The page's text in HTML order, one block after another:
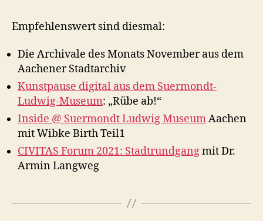
Empfehlenswert sind diesmal:
Die Archivale des Monats November aus dem
Aachener Stadtarchiv
Kunstpause digital aus dem Suermondt-
Ludwig-Museum: „Rübe ab!“
Inside @ Suermondt Ludwig MuseumAachen
mit Wibke Birth Teil1
CIVITAS Forum 2021: Stadtrundgangmit Dr.
Armin Langweg